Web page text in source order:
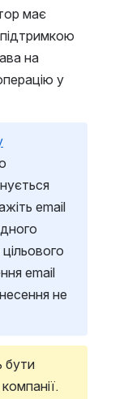
має
на
у
email
email
не
бути